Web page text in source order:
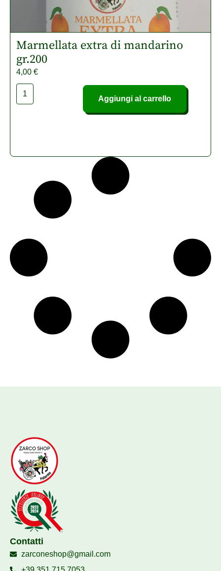
Marmellata extra di mandarino
gr.200
4,00 €
Aggiungi al carrello
Contatti
zarconeshop@gmail.com